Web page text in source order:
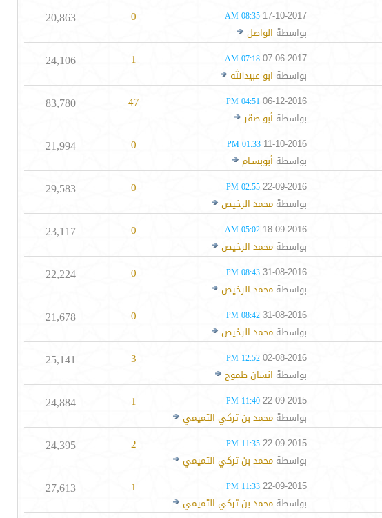
17-10-2017
08:35 AM
بواسطة الواصل
0
20,863
07-06-2017
07:18 AM
بواسطة ابو عبيدالله
1
24,106
06-12-2016
04:51 PM
بواسطة أبو صقر
47
83,780
11-10-2016
01:33 PM
بواسطة أبوبسـام
0
21,994
22-09-2016
02:55 PM
بواسطةمحمد الرخيص
0
29,583
18-09-2016
05:02 AM
بواسطةمحمد الرخيص
0
23,117
31-08-2016
08:43 PM
بواسطةمحمد الرخيص
0
22,224
31-08-2016
08:42 PM
بواسطةمحمد الرخيص
0
21,678
02-08-2016
12:52 PM
بواسطة انسان طموح
3
25,141
22-09-2015
11:40 PM
بواسطةمحمد بن تركي التميمي
1
24,884
22-09-2015
11:35 PM
بواسطةمحمد بن تركي التميمي
2
24,395
22-09-2015
11:33 PM
بواسطةمحمد بن تركي التميمي
1
27,613